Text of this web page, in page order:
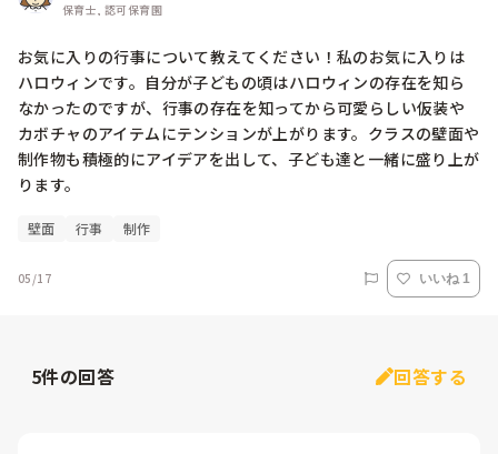
保育士, 認可保育園
お気に入りの行事について教えてください！私のお気に入りは
ハロウィンです。自分が子どもの頃はハロウィンの存在を知ら
なかったのですが、行事の存在を知ってから可愛らしい仮装や
カボチャのアイテムにテンションが上がります。クラスの壁面や
制作物も積極的にアイデアを出して、子ども達と一緒に盛り上が
ります。
壁面 行事 制作
05/17 いいね 1
5件の回答 回答する